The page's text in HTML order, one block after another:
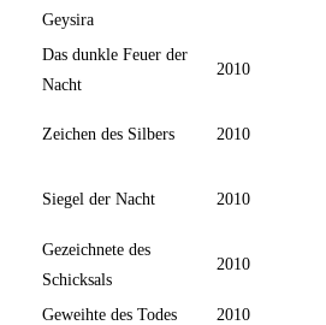
Geysira
Das dunkle Feuer der
Nacht
2010
Zeichen des Silbers 2010
Siegel der Nacht 2010
Gezeichnete des
Schicksals
2010
Geweihte des Todes
2010